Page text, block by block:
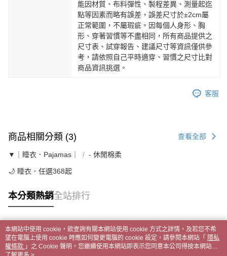
能因材質、布料彈性、製程差異、測量起迄
點等因素而略有誤差，誤差尺寸於±2cm屬
正常範圍，不屬瑕疵。因每個人身形、胸
形、穿著習慣等不盡相同，所有商品提供之
尺寸表、試穿報告、建議尺寸等資訊僅供參
考，請依照自己平時適穿、習慣之尺寸比對
商品資訊挑選。
客服
商品相關分類 (3) 查看全部
▼｜睡衣．Pajamas｜ - 休閒棉柔
🌙 睡衣．任選368起
本分類熱銷全站排行
熱門標籤
本網站中使用 cookie，欲查詢有關本網站使用 cookie 方式之詳情，及若您不希
望在電腦上使用 cookie 時應如何變更電腦的 cookie 設定，請參閱本網站「 隱私
權條款 」之 Cookie 聲明。您繼續使用本網站即表示您同意本公司得按本網站使